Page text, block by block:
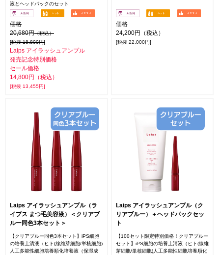
液とヘッドパックのセット
価格
20,680円（税込）
[税抜 18,800円]
Laips アイラッシュアンプル
発売記念特別価格
セール価格
14,800円（税込）
[税抜 13,455円]
価格
24,200円（税込）
[税抜 22,000円]
Laips アイラッシュアンプル（ラ
イプス まつ毛美容液）＜クリアブ
ルー同色3本セット＞
【クリアブルー同色3本セット】iPS細胞
の培養上清液（ヒト(線維芽細胞/単核細胞)
人工多能性細胞培養順化培養液（保湿成
Laips アイラッシュアンプル（ク
リアブルー）＋ヘッドパックセッ
ト
【100セット限定特別価格！クリアブルー
セット】iPS細胞の培養上清液（ヒト(線維
芽細胞/単核細胞)人工多能性細胞培養順化